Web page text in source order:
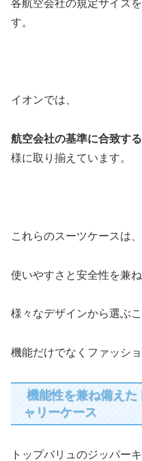
各航空会社の規定サイズ
す。
イオンでは、
航空会社の基準に合致す
様に取り揃えています。
これらのスーツケースは、
使いやすさと安全性を兼ね
様々なデザインから選ぶ
機能だけでなくファッシ
機能性を兼ね備え
ャリーケース
トップバリュのジッパー